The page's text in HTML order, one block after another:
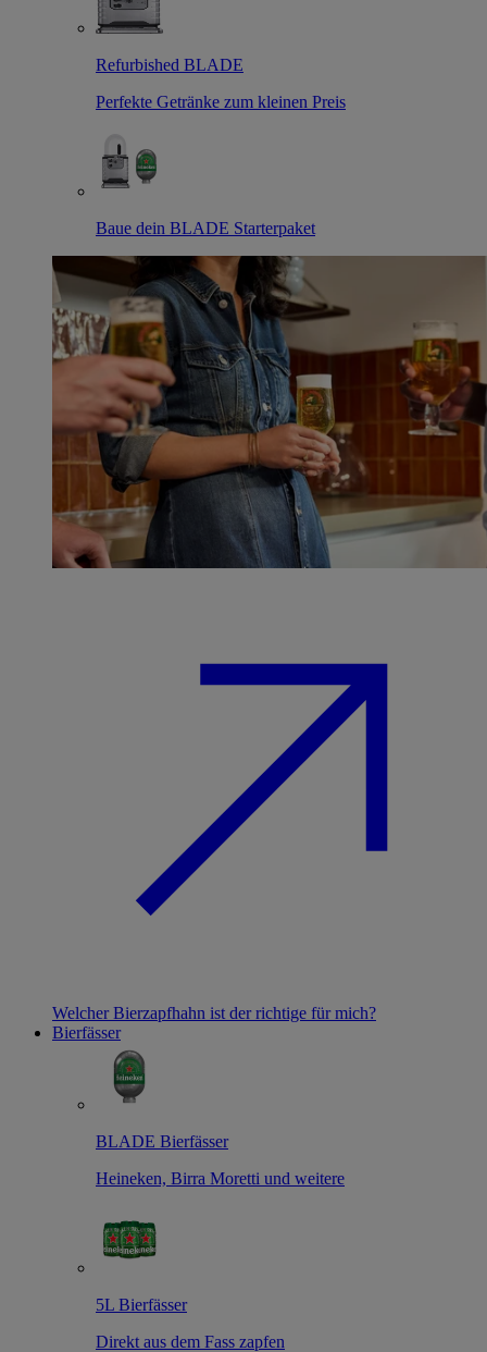
Refurbished BLADE
Perfekte Getränke zum kleinen Preis
Baue dein BLADE Starterpaket
Welcher Bierzapfhahn ist der richtige für mich?
Bierfässer
BLADE Bierfässer
Heineken, Birra Moretti und weitere
5L Bierfässer
Direkt aus dem Fass zapfen